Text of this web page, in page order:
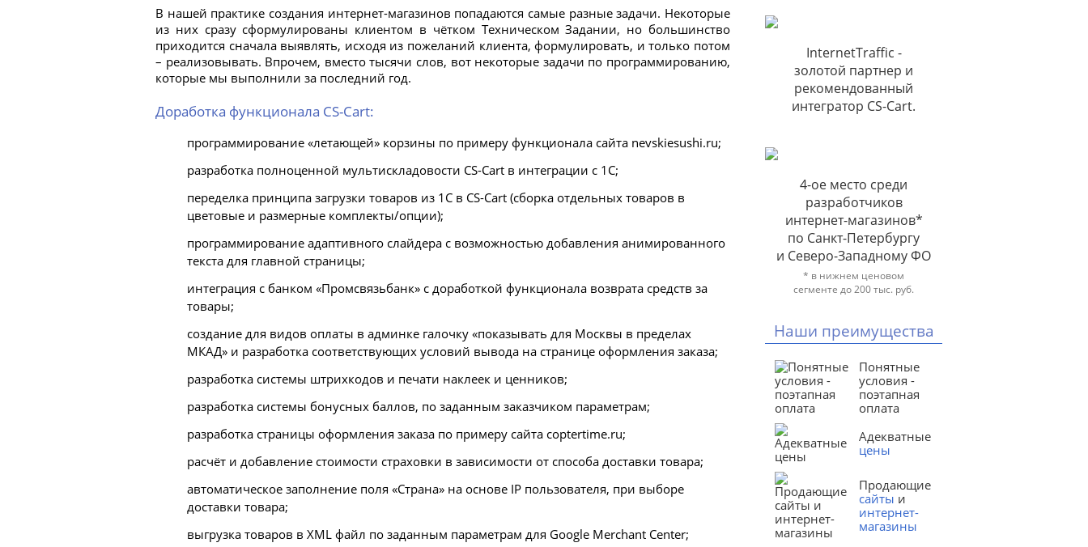
InternetTraffic -
золотой партнер и
рекомендованный
интегратор CS-Cart.
4-ое место среди
разработчиков
интернет-магазинов*
по Санкт-Петербургу
и Северо-Западному ФО
* в нижнем ценовом
сегменте до 200 тыс. руб.
Наши преимущества
Понятные
условия -
поэтапная
оплата
Адекватные
цены
Продающие
сайты и
интернет-
магазины
В нашей практике создания интернет-магазинов попадаются самые разные задачи. Некоторые
из них сразу сформулированы клиентом в чётком Техническом Задании, но большинство
приходится сначала выявлять, исходя из пожеланий клиента, формулировать, и только потом
– реализовывать. Впрочем, вместо тысячи слов, вот некоторые задачи по программированию,
которые мы выполнили за последний год.
Доработка функционала CS-Cart:
программирование «летающей» корзины по примеру функционала сайта nevskiesushi.ru;
разработка полноценной мультискладовости CS-Cart в интеграции с 1С;
переделка принципа загрузки товаров из 1С в CS-Cart (сборка отдельных товаров в
цветовые и размерные комплекты/опции);
программирование адаптивного слайдера с возможностью добавления анимированного
текста для главной страницы;
интеграция с банком «Промсвязьбанк» с доработкой функционала возврата средств за
товары;
создание для видов оплаты в админке галочку «показывать для Москвы в пределах
МКАД» и разработка соответствующих условий вывода на странице оформления заказа;
разработка системы штрихкодов и печати наклеек и ценников;
разработка системы бонусных баллов, по заданным заказчиком параметрам;
разработка страницы оформления заказа по примеру сайта coptertime.ru;
расчёт и добавление стоимости страховки в зависимости от способа доставки товара;
автоматическое заполнение поля «Страна» на основе IP пользователя, при выборе
доставки товара;
выгрузка товаров в XML файл по заданным параметрам для Google Merchant Center;